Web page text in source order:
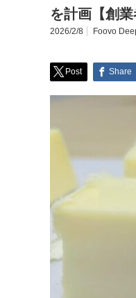
を計画【創業
2026/2/8 Foovo
Post Share